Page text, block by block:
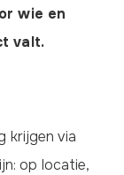
wie en
valt.
krijgen via
op locatie,